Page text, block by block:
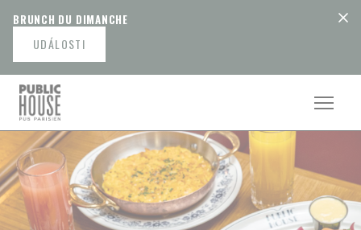
BRUNCH DU DIMANCHE
UDÁLOSTI